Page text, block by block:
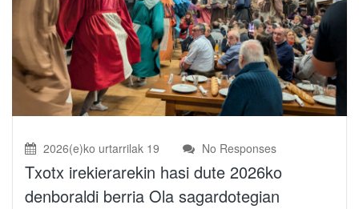
2026(e)ko urtarrilak 19 No Responses
Txotx irekierarekin hasi dute 2026ko
denboraldi berria Ola sagardotegian